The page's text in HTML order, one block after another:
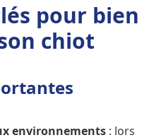
pour bien
chiot
environnements : lors